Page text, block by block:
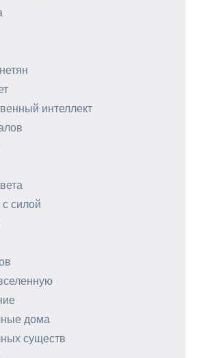
интеллект
с силой
дома
существ